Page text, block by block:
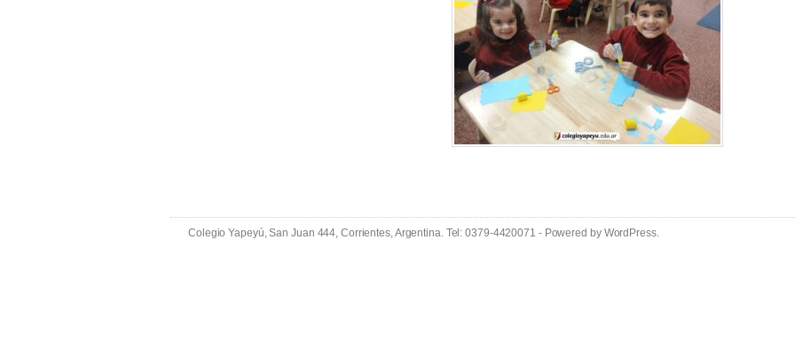
Colegio Yapeyú, San Juan 444, Corrientes, Argentina. Tel: 0379-4420071 - Powered by WordPress.